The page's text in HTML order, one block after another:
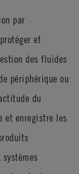
par
et
des fluides
périphérique ou
du
et enregistre les